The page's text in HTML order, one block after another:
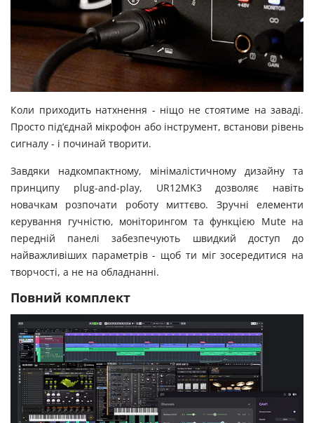
Коли приходить натхнення - ніщо не стоятиме на заваді.
Просто під’єднай мікрофон або інструмент, встанови рівень
сигналу - і починай творити.
Завдяки надкомпактному, мінімалістичному дизайну та
принципу plug-and-play, UR12MK3 дозволяє навіть
новачкам розпочати роботу миттєво. Зручні елементи
керування гучністю, моніторингом та функцією Mute на
передній панелі забезпечують швидкий доступ до
найважливіших параметрів - щоб ти міг зосередитися на
творчості, а не на обладнанні.
Повний комплект